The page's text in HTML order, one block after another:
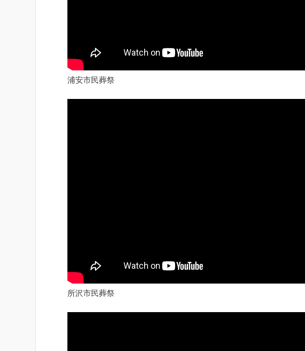
浦安市民葬祭
所沢市民葬祭